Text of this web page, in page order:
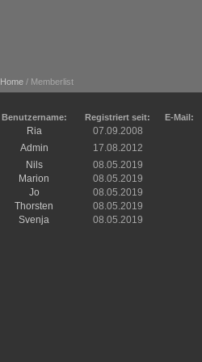
Home / Memberlist
Benutzername: Registriert seit:
E-Mail:
Ria
07.09.2008
Admin
17.08.2012
Nils
08.05.2019
Marion
08.05.2019
Jo
08.05.2019
Thorsten
08.05.2019
Svenja
08.05.2019